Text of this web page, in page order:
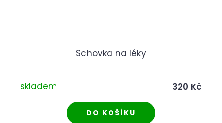
Schovka na léky
skladem 320 Kč
DO KOŠÍKU